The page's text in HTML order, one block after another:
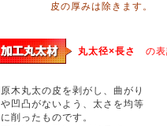
皮の厚みは除きます。
丸太径×長さ の表
原木丸太の皮を剥がし、曲がり
や凹凸がないよう、太さを均等
に削ったものです。